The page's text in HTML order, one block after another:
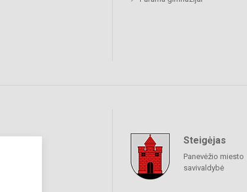
Steigėjas
Panevėžio miesto
savivaldybė